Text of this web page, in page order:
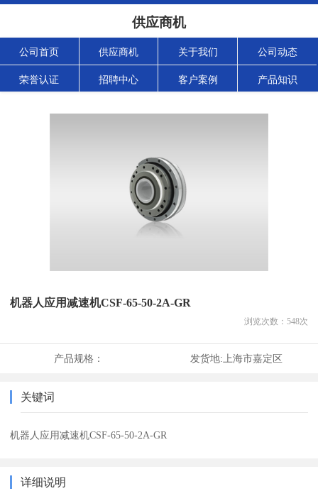
供应商机
公司首页 供应商机 关于我们 公司动态
荣誉认证 招聘中心 客户案例 产品知识
机器人应用减速机CSF-65-50-2A-GR
浏览次数： 548次
产品规格： 发货地: 上海市嘉定区
关键词
机器人应用减速机CSF-65-50-2A-GR
详细说明